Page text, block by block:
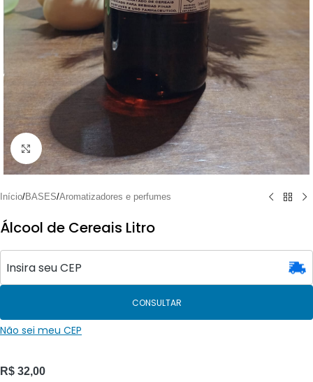
Clique para ampliar
Início/BASES/Aromatizadores e perfumes
Álcool de Cereais Litro
CONSULTAR
Não sei meu CEP
R$ 32,00